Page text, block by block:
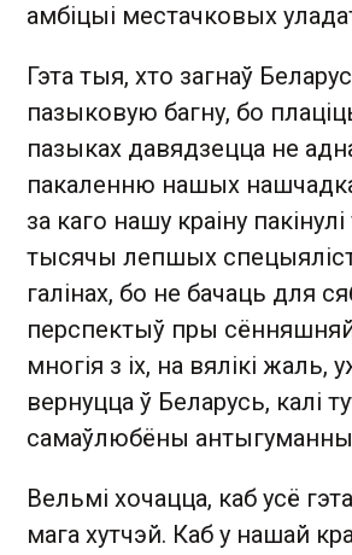
амбіцыі местачковых
Гэта тыя, хто загнаў
пазыковую багну, бо
пазыках давядзецца не
пакаленню нашых
за каго нашу краіну
тысячы лепшых
галінах, бо не бачаць для
перспектыў пры сённяшняй
многія з іх, на вялікі жаль,
вернуцца ў Беларусь, калі
самаўлюбёны
Вельмі хочацца, каб усё
мага хутчэй. Каб у нашай